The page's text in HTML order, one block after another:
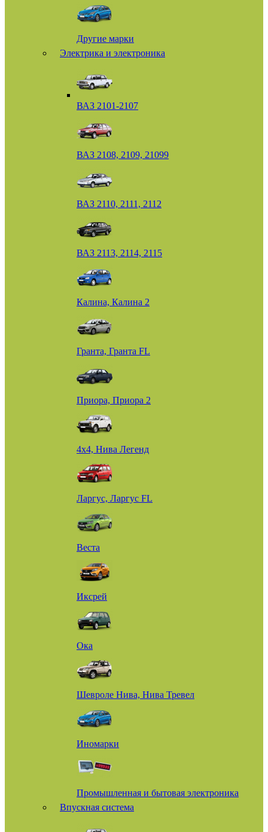
Другие марки
Электрика и электроника
ВАЗ 2101-2107
ВАЗ 2108, 2109, 21099
ВАЗ 2110, 2111, 2112
ВАЗ 2113, 2114, 2115
Калина, Калина 2
Гранта, Гранта FL
Приора, Приора 2
4х4, Нива Легенд
Ларгус, Ларгус FL
Веста
Иксрей
Ока
Шевроле Нива, Нива Тревел
Иномарки
Промышленная и бытовая электроника
Впускная система